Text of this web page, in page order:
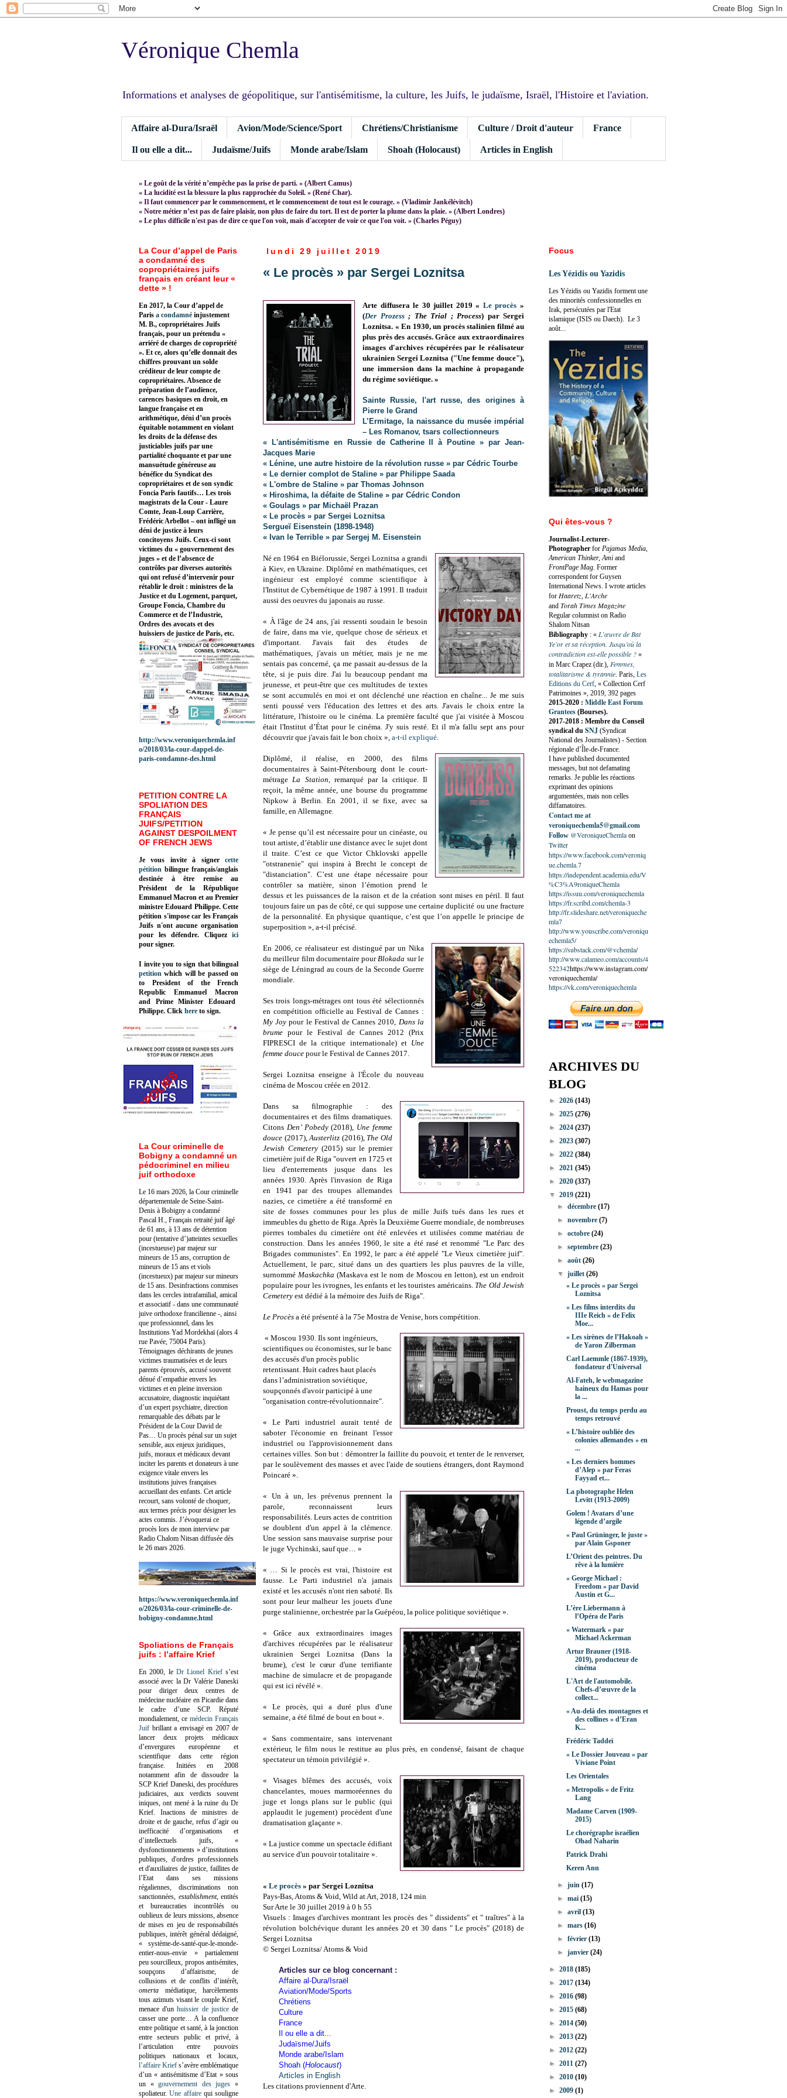
Véronique Chemla
Informations et analyses de géopolitique, sur l'antisémitisme, la culture, les Juifs, le judaïsme, Israël, l'Histoire et l'aviation.
Affaire al-Dura/Israël Avion/Mode/Science/Sport Chrétiens/Christianisme Culture / Droit d'auteur France
Il ou elle a dit... Judaïsme/Juifs Monde arabe/Islam Shoah (Holocaust) Articles in English
« Le goût de la vérité n’empêche pas la prise de parti. » (Albert Camus)
« La lucidité est la blessure la plus rapprochée du Soleil. » (René Char).
« Il faut commencer par le commencement, et le commencement de tout est le courage. » (Vladimir Jankélévitch)
« Notre métier n’est pas de faire plaisir, non plus de faire du tort. Il est de porter la plume dans la plaie. » (Albert Londres)
« Le plus difficile n'est pas de dire ce que l'on voit, mais d'accepter de voir ce que l'on voit. » (Charles Péguy)
lundi 29 juillet 2019
« Le procès » par Sergei Loznitsa
Arte diffusera le 30 juillet 2019 « Le procès »
(Der Prozess; The Trial ; Process) par Sergei
Loznitsa. « En 1930, un procès stalinien filmé au
plus près des accusés. Grâce aux extraordinaires
images d'archives récupérées par le réalisateur
ukrainien Sergei Loznitsa ("Une femme douce"),
une immersion dans la machine à propagande
du régime soviétique. »
Sainte Russie, l'art russe, des origines à
Pierre le Grand
L’Ermitage, la naissance du musée impérial
– Les Romanov, tsars collectionneurs
« L'antisémitisme en Russie de Catherine II à Poutine » par Jean-
Jacques Marie
« Lénine, une autre histoire de la révolution russe » par Cédric Tourbe
« Le dernier complot de Staline » par Philippe Saada
« L'ombre de Staline » par Thomas Johnson
« Hiroshima, la défaite de Staline » par Cédric Condon
« Goulags » par Michaël Prazan
« Le procès » par Sergei Loznitsa
Sergueï Eisenstein (1898-1948)
« Ivan le Terrible » par Sergej M. Eisenstein
Né en 1964 en Biélorussie, Sergei Loznitsa a grandi
à Kiev, en Ukraine. Diplômé en mathématiques, cet
ingénieur est employé comme scientifique à
l'Institut de Cybernétique de 1987 à 1991. Il traduit
aussi des oeuvres du japonais au russe.
« À l'âge de 24 ans, j'ai ressenti soudain le besoin
de faire, dans ma vie, quelque chose de sérieux et
d'important. J'avais fait des études de
mathématiques, j'avais un métier, mais je ne me
sentais pas concerné, ça me passait au-dessus de la
tête, si je puis dire. J'ai lu beaucoup pendant ma
jeunesse, et peut-être que ces multitudes de textes
se sont accumulés en moi et ont déclenché une réaction en chaîne... Je me suis
senti poussé vers l'éducation des lettres et des arts. J'avais le choix entre la
littérature, l'histoire ou le cinéma. La première faculté que j'ai visitée à Moscou
était l'Institut d’État pour le cinéma. J'y suis resté. Et il m'a fallu sept ans pour
découvrir que j'avais fait le bon choix », a-t-il expliqué.
Diplômé, il réalise, en 2000, des films
documentaires à Saint-Pétersbourg dont le court-
métrageLa Station,remarqué par la critique. Il
reçoit, la même année, une bourse du programme
Nipkow à Berlin. En 2001, il se fixe, avec sa
famille, en Allemagne.
« Je pense qu’il est nécessaire pour un cinéaste, ou
tout artiste, d’établir une distance avec le sujet dont
il traite. C’est ce que Victor Chklovski appelle
"otstranenie" qui inspira à Brecht le concept de
"distanciation". C’est une étape nécessaire pour
contrôler sa matière, sinon l’émotion prend le
dessus et les puissances de la raison et de la création sont mises en péril. Il faut
toujours faire un pas de côté, ce qui suppose une certaine duplicité ou une fracture
de la personnalité. En physique quantique, c’est que l’on appelle le principe de
superposition », a-t-il précisé.
En 2006, ce réalisateur est distingué par un Nika
du meilleur film documentaire pourBlokada sur le
siège de Léningrad au cours de la Seconde Guerre
mondiale.
Ses trois longs-métrages ont tous été sélectionnés
en compétition officielle au Festival de Cannes :
My Joy pour le Festival de Cannes 2010, Dans la
brume pour le Festival de Cannes 2012 (Prix
FIPRESCI de la critique internationale) et Une
femme douce pour le Festival de Cannes 2017.
Sergei Loznitsa enseigne à l'École du nouveau
cinéma de Moscou créée en 2012.
Dans sa filmographie : des
documentaires et des films dramatiques.
Citons Den’ Pobedy(2018), Une femme
douce (2017),Austerlitz (2016), The Old
Jewish Cemetery(2015) sur le premier
cimetière juif de Riga "ouvert en 1725 et
lieu d'enterrements jusque dans les
années 1930. Après l'invasion de Riga
en 1941 par des troupes allemandes
nazies, ce cimetière a été transformé en
site de fosses communes pour les plus de mille Juifs tués dans les rues et
immeubles du ghetto de Riga. Après la Deuxième Guerre mondiale, de nombreuses
pierres tombales du cimetière ont été enlevées et utilisées comme matériau de
construction. Dans les années 1960, le site a été rasé et renommé "Le Parc des
Brigades communistes". En 1992, le parc a été appelé "Le Vieux cimetière juif".
Actuellement, le parc, situé dans un des quartiers les plus pauvres de la ville,
surnomméMaskachka(Maskava est le nom de Moscou en letton), est un endroit
populaire pour les ivrognes, les enfants et les touristes américains. The Old Jewish
Cemetery est dédié à la mémoire des Juifs de Riga".
Le Procès a été présenté à la 75e Mostra de Venise, hors compétition.
« Moscou 1930. Ils sont ingénieurs,
scientifiques ou économistes, sur le banc
des accusés d'un procès public
retentissant. Huit cadres haut placés
dans l’administration soviétique,
soupçonnés d'avoir participé à une
"organisation contre-révolutionnaire".
« Le Parti industriel aurait tenté de
saboter l'économie en freinant l'essor
industriel ou l'approvisionnement dans
certaines villes. Son but : démontrer la faillite du pouvoir, et tenter de le renverser,
par le soulèvement des masses et avec l'aide de soutiens étrangers, dont Raymond
Poincaré ».
« Un à un, les prévenus prennent la
parole, reconnaissent leurs
responsabilités. Leurs actes de contrition
se doublent d'un appel à la clémence.
Une session sans mauvaise surprise pour
le juge Vychinski, sauf que… »
« … Si le procès est vrai, l'histoire est
fausse. Le Parti industriel n'a jamais
existé et les accusés n'ont rien saboté. Ils
sont pour leur malheur les jouets d'une
purge stalinienne, orchestrée par la Guépéou, la police politique soviétique ».
« Grâce aux extraordinaires images
d'archives récupérées par le réalisateur
ukrainien Sergei Loznitsa (Dans la
brume), c'est le cœur d'une terrifiante
machine de simulacre et de propagande
qui est ici révélé ».
« Le procès, qui a duré plus d'une
semaine, a été filmé de bout en bout ».
« Sans commentaire, sans intervenant
extérieur, le film nous le restitue au plus près, en condensé, faisant de chaque
spectateur un témoin privilégié ».
« Visages blêmes des accusés, voix
chancelantes, moues marmoréennes du
juge et longs plans sur le public (qui
applaudit le jugement) procèdent d'une
dramatisation glaçante ».
« La justice comme un spectacle édifiant
au service d'un pouvoir totalitaire ».
« Le procès » par Sergei Loznitsa
Pays-Bas, Atoms & Void, Wild at Art, 2018, 124 min
Sur Arte le 30 juillet 2019 à 0 h 55
Visuels : Images d'archives montrant les procès des " dissidents" et " traîtres" à la
révolution bolchévique durant les années 20 et 30 dans " Le procès" (2018) de
Sergei Loznitsa
© Sergei Loznitsa/ Atoms & Void
Articles sur ce blog concernant :
Affaire al-Dura/Israël
Aviation/Mode/Sports
Chrétiens
Culture
France
Il ou elle a dit...
Judaïsme/Juifs
Monde arabe/Islam
Shoah (Holocaust)
Articles in English
Les citations proviennent d'Arte.
La Cour d’appel de Paris
a condamné des
copropriétaires juifs
français en créant leur «
dette » !
En 2017, la Cour d’appel de
Paris a condamné injustement
M. B., copropriétaires Juifs
français, pour un prétendu «
arriéré de charges de copropriété
». Et ce, alors qu’elle donnait des
chiffres prouvant un solde
créditeur de leur compte de
copropriétaires. Absence de
préparation de l’audience,
carences basiques en droit, en
langue française et en
arithmétique, déni d’un procès
équitable notamment en violant
les droits de la défense des
justiciables juifs par une
partialité choquante et par une
mansuétude généreuse au
bénéfice du Syndicat des
copropriétaires et de son syndic
Foncia Paris fautifs… Les trois
magistrats de la Cour - Laure
Comte, Jean-Loup Carrière,
Frédéric Arbellot – ont infligé un
déni de justice à leurs
concitoyens Juifs. Ceux-ci sont
victimes du « gouvernement des
juges » et de l’absence de
contrôles par diverses autorités
qui ont refusé d’intervenir pour
rétablir le droit : ministres de la
Justice et du Logement, parquet,
Groupe Foncia, Chambre du
Commerce et de l’Industrie,
Ordres des avocats et des
huissiers de justice de Paris, etc.
http://www.veroniquechemla.inf
o/2018/03/la-cour-dappel-de-
paris-condamne-des.html
PETITION CONTRE LA
SPOLIATION DES
FRANÇAIS
JUIFS/PETITION
AGAINST DESPOILMENT
OF FRENCH JEWS
Je vous invite à signer cette
pétition bilingue français/anglais
destinée à être remise au
Président de la République
Emmanuel Macron et au Premier
ministre Edouard Philippe. Cette
pétition s'impose car les Français
Juifs n'ont aucune organisation
pour les défendre. Cliquez
ici
pour signer.
I invite you to sign that bilingual
petition which will be passed on
to President of the French
Republic Emmanuel Macron
and Prime Minister Edouard
Philippe. Click here to sign.
La Cour criminelle de
Bobigny a condamné un
pédocriminel en milieu
juif orthodoxe
Le 16 mars 2026, la Cour criminelle
départementale de Seine-Saint-
Denis à Bobigny a condamné
Pascal H., Français retraité juif âgé
de 61 ans, à 13 ans de détention
pour (tentative d’)atteintes sexuelles
(incestueuse) par majeur sur
mineurs de 15 ans, corruption de
mineurs de 15 ans et viols
(incestueux) par majeur sur mineurs
de 15 ans. Desinfractions commises
dans les cercles intrafamilial, amical
et associatif - dans une communauté
juive orthodoxe francilienne -, ainsi
que professionnel, dans les
Institutions Yad Mordekhaï (alors 4
rue Pavée, 75004 Paris).
Témoignages déchirants de jeunes
victimes traumatisées et de leurs
parents éprouvés, accusé souvent
dénué d’empathie envers les
victimes et en pleine inversion
accusatoire, diagnostic inquiétant
d’un expert psychiatre, direction
remarquable des débats par le
Président de la Cour David de
Pas… Un procès pénal sur un sujet
sensible, aux enjeux juridiques,
juifs, moraux et médicaux devant
inciter les parents et donateurs à une
exigence vitale envers les
institutions juives françaises
accueillant des enfants. Cet article
recourt, sans volonté de choquer,
aux termes précis pour désigner les
actes commis. J’évoquerai ce
procès lors de mon interview par
Radio Chalom Nitsan diffusée dès
le 26 mars 2026.
https://www.veroniquechemla.inf
o/2026/03/la-cour-criminelle-de-
bobigny-condamne.html
Spoliations de Français
juifs : l’affaire Krief
En 2000, le Dr Lionel Kriefs’est
associé avec la Dr Valérie Daneski
pour diriger deux centres de
médecine nucléaire en Picardie dans
le cadre d’une SCP. Réputé
mondialement, ce médecin Français
Juif brillant a envisagé en 2007 de
lancer deux projets médicaux
d’envergures européenne et
scientifique dans cette région
française. Initiées en 2008
notamment afin de dissoudre la
SCP Krief Daneski, des procédures
judiciaires, aux verdicts souvent
iniques, ont mené à la ruine du Dr
Krief. Inactions de ministres de
droite et de gauche, refus d’agir ou
inefficacité d’organisations et
d’intellectuels juifs, «
dysfonctionnements » d’institutions
publiques, d'ordres professionnels
et d'auxiliaires de justice, faillites de
l’Etat dans ses missions
régaliennes, discriminations non
sanctionnées, establishment, entités
et bureaucraties incontrôlés ou
oublieux de leurs missions, absence
de mises en jeu de responsabilités
publiques, intérêt général dédaigné,
« système-de-santé-que-le-monde-
entier-nous-envie » partialement
peu sourcilleux, propos antisémites,
soupçons d’affairisme, de
collusions et de conflits d’intérêt,
omerta médiatique, harcèlements
tous azimuts visant le couple Krief,
menace d'unhuissier de justicede
casser une porte… A la confluence
entre politique et santé, à la jonction
entre secteurs public et privé, à
l’articulation entre pouvoirs
politiques nationaux et locaux,
l’affaire Krief s’avère emblématique
d’un « antisémitisme d’Etat » sous
un «gouvernement des juges »
spoliateur.Une affairequi souligne
Focus
Les Yézidis ou Yazidis
Les Yézidis ou Yazidis forment une
des minorités confessionnelles en
Irak, persécutées par l'Etat
islamique (ISIS ou Daech). Le 3
août...
Qui êtes-vous ?
Journalist-Lecturer-
Photographer for Pajamas Media,
American Thinker, Ami and
FrontPage Mag. Former
correspondent for Guysen
International News. I wrote articles
for Haaretz, L'Arche
and Torah Times Magazine
Regular columnist on Radio
Shalom Nitsan
Bibliography : « L’œuvre de Bat
Ye’or et sa réception. Jusqu’où la
contradiction est-elle possible ? »
in Marc Crapez (dir.), Femmes,
totalitarisme & tyrannie. Paris, Les
Editions du Cerf, « Collection Cerf
Patrimoines », 2019, 392 pages
2015-2020 : Middle East Forum
Grantees (Bourses).
2017-2018 : Membre du Conseil
syndical du SNJ (Syndicat
National des Journalistes) - Section
régionale d’Île-de-France.
I have published documented
messages, but not defamating
remarks. Je publie les réactions
exprimant des opinions
argumentées, mais non celles
diffamatoires.
Contact me at
veroniquechemla5@gmail.com
Follow @VeroniqueChemlaon
Twitter
https://www.facebook.com/veroniq
ue.chemla.7
https://independent.academia.edu/V
%C3%A9roniqueChemla
https://issuu.com/veroniquechemla
https://fr.scribd.com/chemla-3
http://fr.slideshare.net/veroniqueche
mla7
http://www.youscribe.com/veroniqu
echemla5/
https://substack.com/@vchemla/
http://www.calameo.com/accounts/4
522342https://www.instagram.com/
veroniquechemla/
https://vk.com/veroniquechemla
ARCHIVES DU
BLOG
► 2026 (143)
► 2025 (276)
► 2024 (237)
► 2023 (307)
► 2022 (384)
► 2021 (345)
► 2020 (337)
▼ 2019 (221)
►décembre(17)
►novembre(7)
►octobre(24)
►septembre(23)
►août(26)
▼juillet(26)
« Le procès » par Sergei
Loznitsa
« Les films interdits du
IIIe Reich » de Felix
Moe...
« Les sirènes de l’Hakoah »
de Yaron Zilberman
Carl Laemmle (1867-1939),
fondateur d'Universal
Al-Fateh, le webmagazine
haineux du Hamas pour
la ...
Proust, du temps perdu au
temps retrouvé
« L’histoire oubliée des
colonies allemandes » en
...
« Les derniers hommes
d’Alep » par Feras
Fayyad et...
La photographe Helen
Levitt (1913-2009)
Golem ! Avatars d’une
légende d’argile
« Paul Grüninger, le juste »
par Alain Gsponer
L’Orient des peintres. Du
rêve à la lumière
« George Michael :
Freedom » par David
Austin et G...
L’ère Liebermann à
l’Opéra de Paris
« Watermark » par
Michael Ackerman
Artur Brauner (1918-
2019), producteur de
cinéma
L'Art de l'automobile.
Chefs-d’œuvre de la
collect...
« Au-delà des montagnes et
des collines » d’Eran
K...
Frédéric Taddeï
« Le Dossier Jouveau » par
Viviane Point
Les Orientales
« Metropolis » de Fritz
Lang
Madame Carven (1909-
2015)
Le chorégraphe israélien
Ohad Naharin
Patrick Drahi
Keren Ann
►juin(17)
►mai(15)
►avril(13)
►mars(16)
►février(13)
►janvier(24)
► 2018 (185)
► 2017 (134)
► 2016 (98)
► 2015 (68)
► 2014 (50)
► 2013 (22)
► 2012 (22)
► 2011 (27)
► 2010 (10)
► 2009 (1)